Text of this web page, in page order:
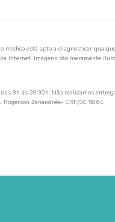
médico está apto a diagnosticar
Internet. Imagens são meramente
8h às 20:30h. Não realizamos
Zanandréa– CRF/SC 5864.